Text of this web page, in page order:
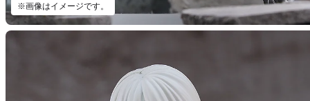
※画像はイメージです。